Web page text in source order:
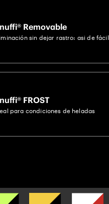
Removable
sin dejar rastro: asi de fácil
FROST
para condiciones de heladas